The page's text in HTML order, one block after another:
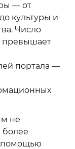
— от
культуры и
Число
превышает
портала —
не
более
помощью